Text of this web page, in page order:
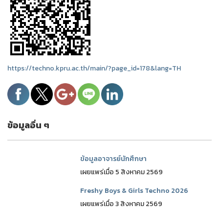
https://techno.kpru.ac.th/main/?page_id=178&lang=TH
ข้อมูลอื่น ๆ
ข้อมูลอาจารย์นักศึกษา
เผยแพร่เมื่อ 5 สิงหาคม 2569
Freshy Boys & Girls Techno 2026
เผยแพร่เมื่อ 3 สิงหาคม 2569